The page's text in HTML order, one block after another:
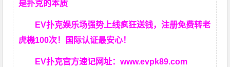
是扑克的本质
EV扑克娱乐场强势上线疯狂送钱，注册免费转老
虎機100次！国际认证最安心！
EV扑克官方速记网址：www.evpk89.com